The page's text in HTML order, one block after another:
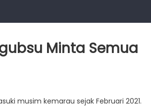
Minta Semua
musim kemarau sejak Februari 2021.